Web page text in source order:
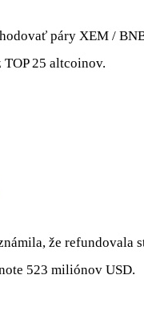
páry XEM /
25 altcoinov.
že refundovala
523 miliónov USD.